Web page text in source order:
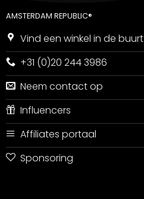
AMSTERDAM REPUBLIC®
Vind een winkel in de buurt
+31 (0)20 244 3986
Neem contact op
Influencers
Affiliates portaal
Sponsoring